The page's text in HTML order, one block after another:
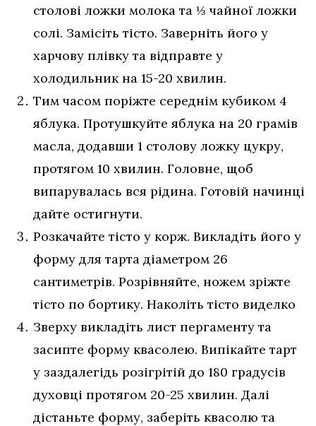
столові ложки молока та ⅓ чайної ложки
солі. Замісіть тісто. Заверніть його у
харчову плівку та відправте у
холодильник на 15-20 хвилин.
Тим часом поріжте середнім кубиком 4
яблука. Протушкуйте яблука на 20 грамів
масла, додавши 1 столову ложку цукру,
протягом 10 хвилин. Головне, щоб
випарувалась вся рідина. Готовій начинці
дайте остигнути.
Розкачайте тісто у корж. Викладіть його у
форму для тарта діаметром 26
сантиметрів. Розрівняйте, ножем зріжте
тісто по бортику. Наколіть тісто виделко
Зверху викладіть лист пергаменту та
засипте форму квасолею. Випікайте тарт
у заздалегідь розігрітій до 180 градусів
духовці протягом 20-25 хвилин. Далі
дістаньте форму, заберіть квасолю та